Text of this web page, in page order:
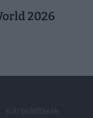
2026
süti beállítások